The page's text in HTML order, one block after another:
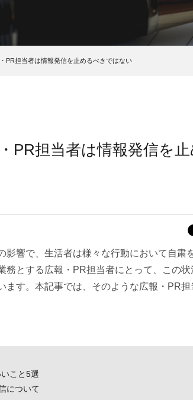
PR担当者は情報発信を止めるべきではない
PR担当者は情報発信を
響で、生活者は様々な行動において自粛
務とする広報・PR担当者にとって、この
ます。本記事では、そのような広報・PR
こと5選
について